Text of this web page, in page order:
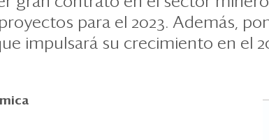
para el 2023. Además,
impulsará su crecimiento en el